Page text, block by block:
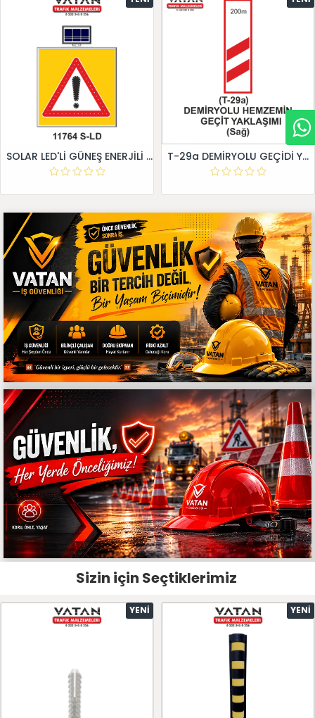
SOLAR LED'Lİ GÜNEŞ ENERJİLİ LEVHA T-29a DEMİRYOLU GEÇİDİ YAKLAŞIM LEVHALARI (Sağ)
Sizin için Seçtiklerimiz
YENI YENI